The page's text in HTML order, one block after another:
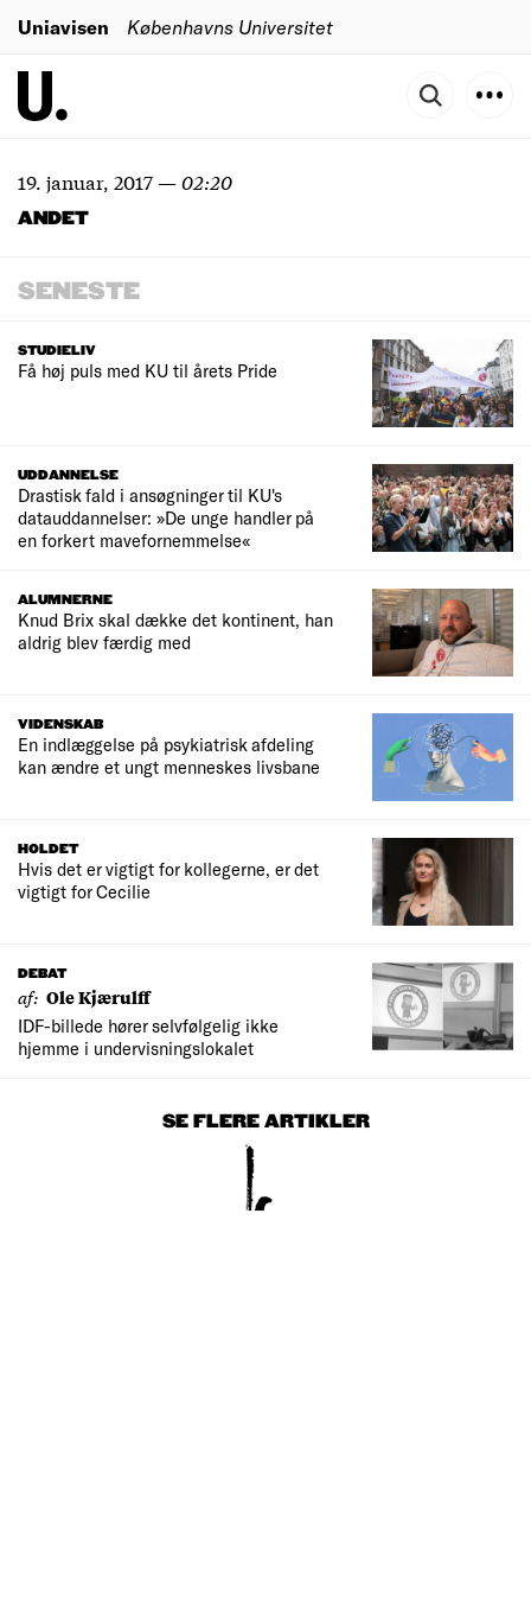
Uniavisen Københavns Universitet
19. januar, 2017—02:20
ANDET
SENESTE
STUDIELIV
Få høj puls med KU til årets Pride
UDDANNELSE
Drastisk fald i ansøgninger til KU's
datauddannelser: »De unge handler på
en forkert mavefornemmelse«
ALUMNERNE
Knud Brix skal dække det kontinent, han
aldrig blev færdig med
VIDENSKAB
En indlæggelse på psykiatrisk afdeling
kan ændre et ungt menneskes livsbane
HOLDET
Hvis det er vigtigt for kollegerne, er det
vigtigt for Cecilie
DEBAT
af: Ole Kjærulff
IDF-billede hører selvfølgelig ikke
hjemme i undervisningslokalet
SE FLERE ARTIKLER